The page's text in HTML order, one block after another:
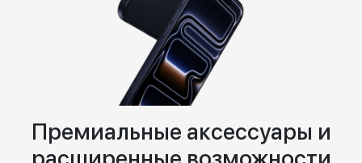
Премиальные аксессуары и